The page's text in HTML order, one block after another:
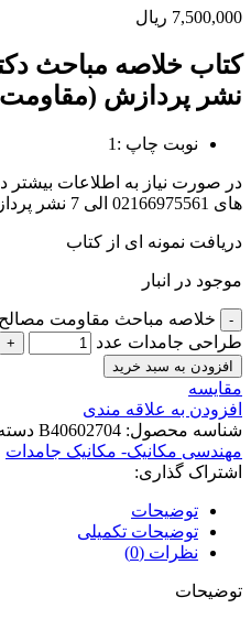
7,500,000 ریال
کتاب خلاصه مباحث
نشر پردازش (مقاومت
نوبت چاپ :1
در صورت نیاز به اطلاعات بیشتر
های 02166975561 الی 7 نشر پردازش تماس حاصل فرمایید
دریافت نمونه ای از کتاب
موجود در انبار
خلاصه مباحث مقاومت مصالح
طراحی جامدات عدد
افزودن به سبد خرید
مقايسه
افزودن به علاقه مندی
شناسه محصول: B40602704
مهندسی مکانیک- مکانیک جامدات
اشتراک گذاری:
توضیحات
توضیحات تکمیلی
نظرات (0)
توضیحات